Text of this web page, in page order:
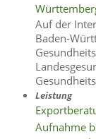
Auf der
Baden-
Leistung
Aufnahme